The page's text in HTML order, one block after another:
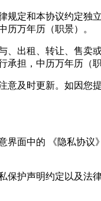
定和本协议约定独
万年历（职景）。
出租、转让、售卖
担，中历万年历（
及时更新。如因您
面中的 《隐私协议
护声明约定以及法